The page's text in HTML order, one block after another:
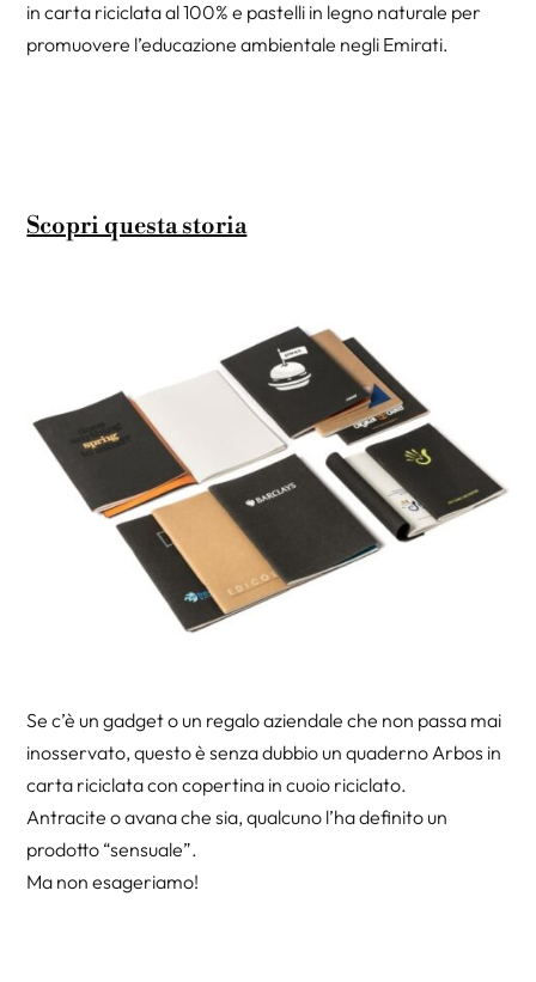
in carta riciclata al 100% e pastelli in legno naturale per
promuovere l’educazione ambientale negli Emirati.
Scopri questa storia
Se c’è un gadget o un regalo aziendale che non passa mai
inosservato, questo è senza dubbio un quaderno Arbos in
carta riciclata con copertina in cuoio riciclato.
Antracite o avana che sia, qualcuno l’ha definito un
prodotto “sensuale”.
Ma non esageriamo!